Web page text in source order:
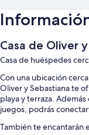
Casa de Oliver
Casa de huéspedes
Con una ubicación
Oliver y Sebastiana te
playa y terraza.
juegos, podrás
También te encantarán